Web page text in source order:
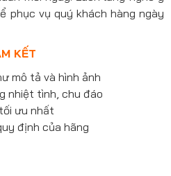
phục vụ quý khách hàng ngày
KẾT
mô tả và hình ảnh
nhiệt tình, chu đáo
ưu nhất
định của hãng